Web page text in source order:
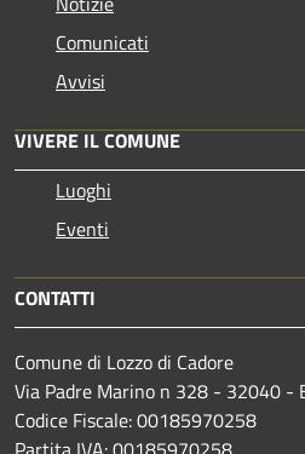
Comunicati
Avvisi
VIVERE IL COMUNE
Luoghi
Eventi
CONTATTI
Comune di Lozzo di Cadore
Via Padre Marino n 328 - 32040 -
Codice Fiscale: 00185970258